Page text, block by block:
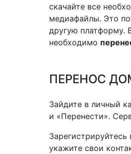
скачайте все
медиафайлы. Это
другую платформу.
необходимо
ПЕРЕНОС
Зайдите в личный
и «Перенести».
Зарегистрируйтесь
укажите свои